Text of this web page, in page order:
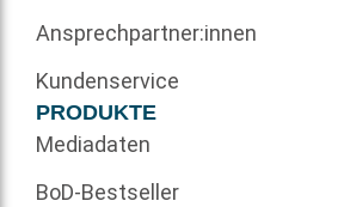
Ansprechpartner:innen
Kundenservice
PRODUKTE
Mediadaten
BoD-Bestseller